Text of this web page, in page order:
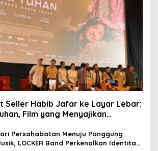
Seller Habib Jafar ke Layar Lebar:
Film yang Menyajikan
Persahabatan Menuju Panggung
LOCKER Band Perkenalkan Identitas